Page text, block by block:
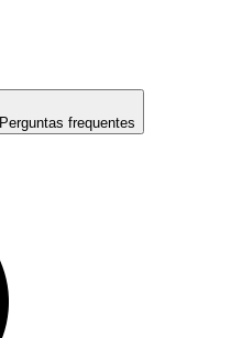
Perguntas frequentes